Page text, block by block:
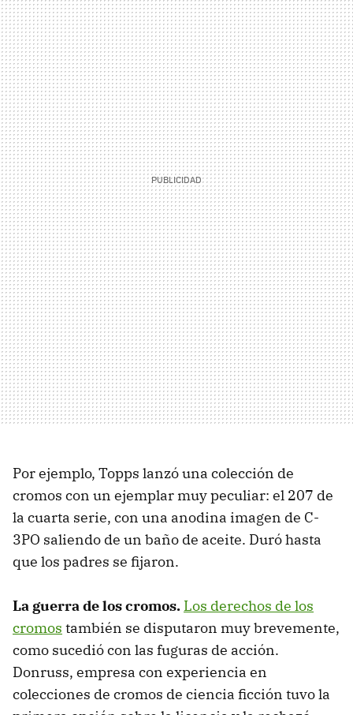
Por ejemplo, Topps lanzó una colección de
cromos con un ejemplar muy peculiar: el 207 de
la cuarta serie, con una anodina imagen de C-
3PO saliendo de un baño de aceite. Duró hasta
que los padres se fijaron.
La guerra de los cromos. Los derechos de los
cromos también se disputaron muy brevemente,
como sucedió con las fuguras de acción.
Donruss, empresa con experiencia en
colecciones de cromos de ciencia ficción tuvo la